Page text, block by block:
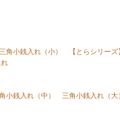
角小銭入れ（小）
【とらシリー
小銭入れ（中） 三角小銭入れ（大